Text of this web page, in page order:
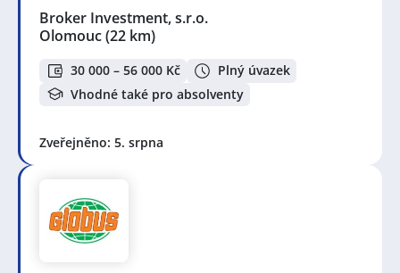
Broker Investment, s.r.o.
Olomouc(22 km)
30 000 – 56 000 Kč
Plný úvazek
Vhodné také pro absolventy
Zveřejněno: 5. srpna